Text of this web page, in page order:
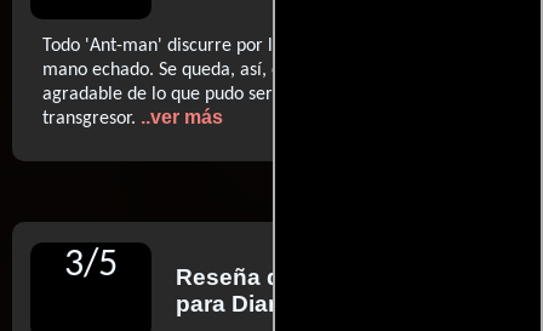
Todo 'Ant-man' discurre por la pantalla con el freno de
mano echado. Se queda, así, en el atisbo simpático y
agradable de lo que pudo ser mucho más: demencial y
transgresor. ..ver más
3/5 Reseña de
para Diario La Vanguardia